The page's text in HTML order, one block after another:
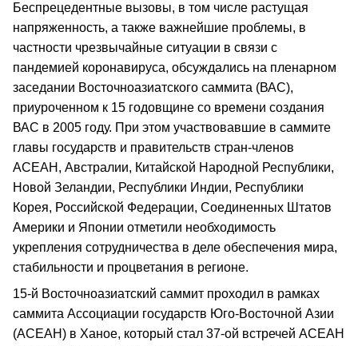
Беспрецедентные вызовы, в том числе растущая
напряженность, а также важнейшие проблемы, в
частности чрезвычайные ситуации в связи с
пандемией коронавируса, обсуждались на пленарном
заседании Восточноазиатского саммита (ВАС),
приуроченном к 15 годовщине со времени создания
ВАС в 2005 году. При этом участвовавшие в саммите
главы государств и правительств стран-членов
АСЕАН, Австралии, Китайской Народной Республики,
Новой Зеландии, Республики Индии, Республики
Корея, Российской Федерации, Соединенных Штатов
Америки и Японии отметили необходимость
укрепления сотрудничества в деле обеспечения мира,
стабильности и процветания в регионе.
15-й Восточноазиатский саммит проходил в рамках
саммита Ассоциации государств Юго-Восточной Азии
(АСЕАН) в Ханое, который стал 37-ой встречей АСЕАН